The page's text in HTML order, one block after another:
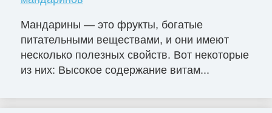
Мандарины — это фрукты, богатые
питательными веществами, и они имеют
несколько полезных свойств. Вот некоторые
из них: Высокое содержание витам...